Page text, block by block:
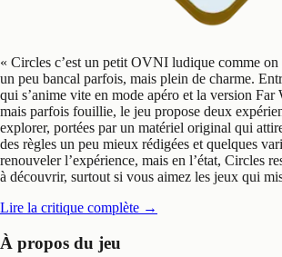
« Circles c’est un petit OVNI ludique comme on
un peu bancal parfois, mais plein de charme.
qui s’anime vite en mode apéro et la version Far
mais parfois fouillie, le jeu propose deux
explorer, portées par un matériel original qui
des règles un peu mieux rédigées et quelques
renouveler l’expérience, mais en l’état, Circles
à découvrir, surtout si vous aimez les jeux qui
Lire la critique complète →
À propos du jeu